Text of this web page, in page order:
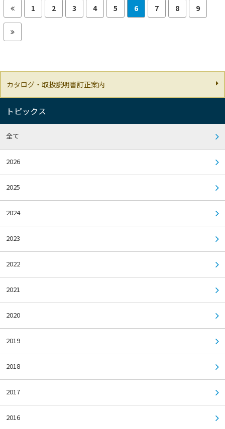
1 2 3 4 5 6 7 8 9
カタログ・取扱説明書訂正案内
トピックス
全て
2026
2025
2024
2023
2022
2021
2020
2019
2018
2017
2016